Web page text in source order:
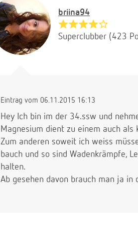
briina94
Superclubber (423
Eintrag vom 06.11.2015 16:13
Hey Ich bin im der 34.ssw und
Magnesium dient zu einem auch als
Zum anderen soweit ich weiss
bauch und so sind Wadenkrämpfe,
halten.
Ab gesehen davon brauch man ja in